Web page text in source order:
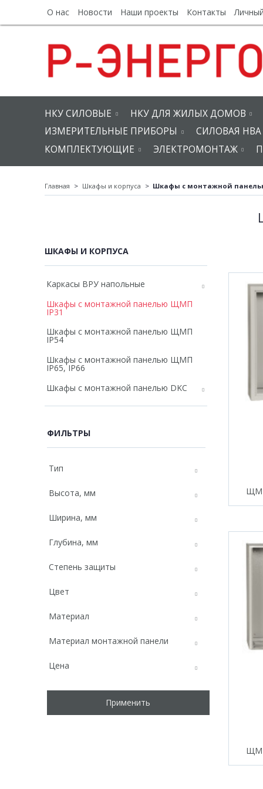
О нас Новости Наши проекты Контакты
НКУ СИЛОВЫЕ
НКУ ДЛЯ ЖИЛЫХ ДОМОВ
ИЗМЕРИТЕЛЬНЫЕ ПРИБОРЫ
СИЛОВАЯ НВА
КОМПЛЕКТУЮЩИЕ
ЭЛЕКТРОМОНТАЖ
Главная Шкафы и корпуса Шкафы с монтажной
ШКАФЫ И КОРПУСА
Каркасы ВРУ напольные
Шкафы с монтажной панелью ЩМП
IP31
Шкафы с монтажной панелью ЩМП
IP54
Шкафы с монтажной панелью ЩМП
IP65, IP66
Шкафы с монтажной панелью DKC
ФИЛЬТРЫ
Тип
Высота, мм
Ширина, мм
Глубина, мм
Степень защиты
Цвет
Материал
Материал монтажной панели
Цена
Применить